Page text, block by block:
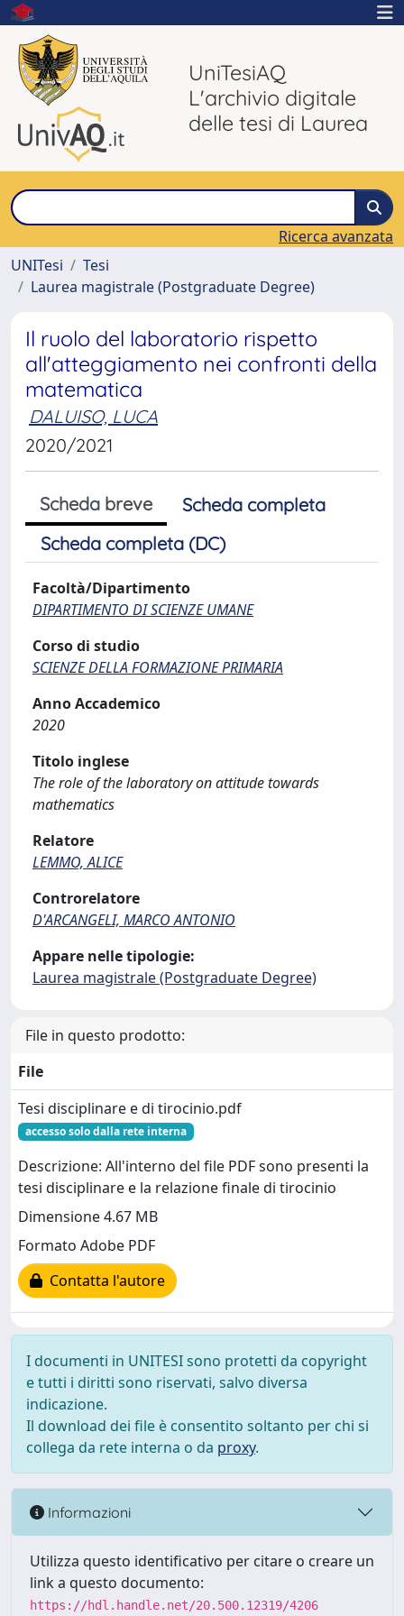
UniTesiAQ
L'archivio digitale
delle tesi di Laurea
Ricerca avanzata
UNITesi
Tesi
Laurea magistrale (Postgraduate Degree)
Il ruolo del laboratorio rispetto
all'atteggiamento nei confronti della
matematica
DALUISO, LUCA
2020/2021
Scheda breve
Scheda completa
Scheda completa (DC)
Facoltà/Dipartimento
DIPARTIMENTO DI SCIENZE UMANE
Corso di studio
SCIENZE DELLA FORMAZIONE PRIMARIA
Anno Accademico
2020
Titolo inglese
The role of the laboratory on attitude towards
mathematics
Relatore
LEMMO, ALICE
Controrelatore
D'ARCANGELI, MARCO ANTONIO
Appare nelle tipologie:
Laurea magistrale (Postgraduate Degree)
File in questo prodotto:
File
Tesi disciplinare e di tirocinio.pdf
accesso solo dalla rete interna
Descrizione: All'interno del file PDF sono presenti la
tesi disciplinare e la relazione finale di tirocinio
Dimensione 4.67 MB
Formato Adobe PDF
Contatta l'autore
I documenti in UNITESI sono protetti da copyright
e tutti i diritti sono riservati, salvo diversa
indicazione.
Il download dei file è consentito soltanto per chi si
collega da rete interna o da proxy.
Informazioni
Utilizza questo identificativo per citare o creare un
link a questo documento:
https://hdl.handle.net/20.500.12319/4206